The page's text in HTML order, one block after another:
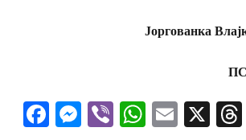
Јоргованка
Facebook
Messenger
Viber Email
X